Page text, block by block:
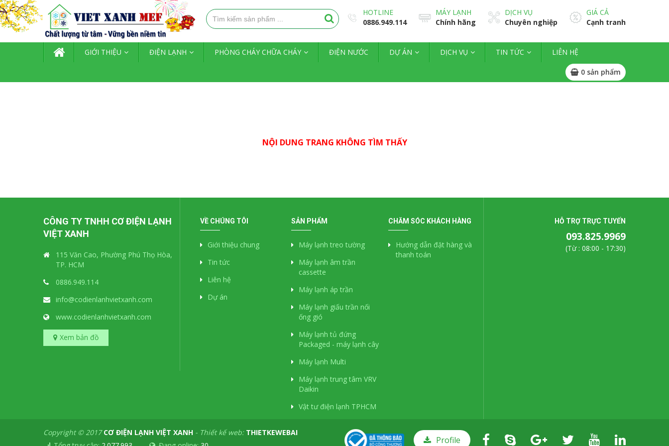
HOTLINE
0886.949.114
MÁY LẠNH
Chính hãng
DỊCH VỤ
Chuyên nghiệp
GIÁ CẢ
Cạnh tranh
TRANG CHỦ
GIỚI THIỆU ĐIỆN LẠNH PHÒNG CHÁY CHỮA CHÁY ĐIỆN NƯỚC DỰ ÁN DỊCH VỤ TIN TỨC LIÊN HỆ
0 sản phẩm
NỘI DUNG TRANG KHÔNG TÌM THẤY
CÔNG TY TNHH CƠ ĐIỆN LẠNH
VIỆT XANH
115 Văn Cao, Phường Phú Thọ Hòa,
TP. HCM
0886.949.114
info@codienlanhvietxanh.com
www.codienlanhvietxanh.com
Xem bản đồ
VỀ CHÚNG TÔI
Giới thiệu chung
Tin tức
Liên hệ
Dự án
SẢN PHẨM
Máy lạnh treo tường
Máy lạnh âm trần
cassette
Máy lạnh áp trần
Máy lạnh giấu trần nối
ống gió
Máy lạnh tủ đứng
Packaged - máy lạnh cây
Máy lạnh Multi
Máy lạnh trung tâm VRV
Daikin
Vật tư điện lạnh TPHCM
CHĂM SÓC KHÁCH HÀNG
Hướng dẫn đặt hàng và
thanh toán
HỖ TRỢ TRỰC TUYẾN
093.825.9969
(Từ : 08:00 - 17:30)
Copyright © 2017CƠ ĐIỆN LẠNH VIỆT XANH - Thiết kế web: THIETKEWEBAI
Profile